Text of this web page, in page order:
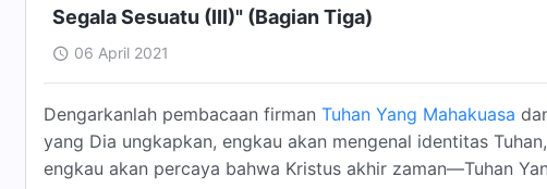
Segala Sesuatu (III)" (Bagian Tiga)
06 April 2021
Dengarkanlah pembacaan firman Tuhan Yang Mahakuasa
yang Dia ungkapkan, engkau akan mengenal identitas
engkau akan percaya bahwa Kristus akhir zaman—Tuhan